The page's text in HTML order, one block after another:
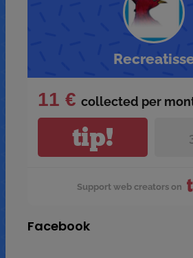
11 € collected per
tip!
Support web creators on
Facebook